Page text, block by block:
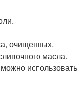
очищенных.
масла.